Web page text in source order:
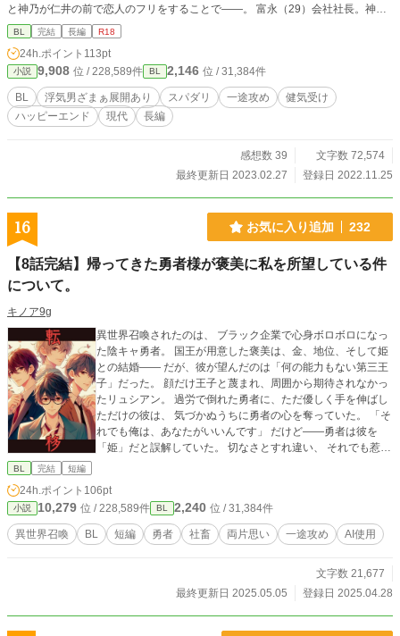
と神乃が仁井の前で恋人のフリをすることで——。 富永（29）会社社長。神乃
の同級生。 神乃（28）サラリーマン。 仁井（29）神乃の同居人。 藍羅（22）
仁井の浮気相手の女。 R18表現にはタイトルに※をつけます。
BL 完結 長編 R18
24h.ポイント 113pt
小説 9,908 位 / 228,589件 BL 2,146 位 / 31,384件
BL 浮気男ざまぁ展開あり スパダリ 一途攻め
健気受け
ハッピーエンド
現代 長編
感想数 39
文字数 72,574
最終更新日 2023.02.27
登録日 2022.11.25
16 お気に入り追加 232
【8話完結】帰ってきた勇者様が褒美に私を所望している件
について。
キノア9g
異世界召喚されたのは、 ブラック企業で心身ボロボロになっ
た陰キャ勇者。 国王が用意した褒美は、金、地位、そして姫
との結婚―― だが、彼が望んだのは「何の能力もない第三王
子」だった。 顔だけ王子と蔑まれ、周囲から期待されなかっ
たリュシアン。 過労で倒れた勇者に、ただ優しく手を伸ばし
ただけの彼は、 気づかぬうちに勇者の心を奪っていた。 「そ
れでも俺は、あなたがいいんです」 だけど――勇者は彼を
「姫」だと誤解していた。 切なさとすれ違い、 それでも惹か
BL 完結 短編
24h.ポイント 106pt
小説 10,279 位 / 228,589件 BL 2,240 位 / 31,384件
異世界召喚 BL 短編 勇者 社畜 両片思い 一途攻め AI使用
文字数 21,677
最終更新日 2025.05.05
登録日 2025.04.28